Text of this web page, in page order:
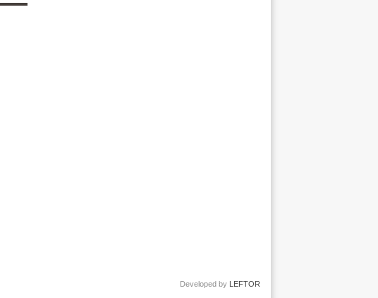
Developed by LEFTOR